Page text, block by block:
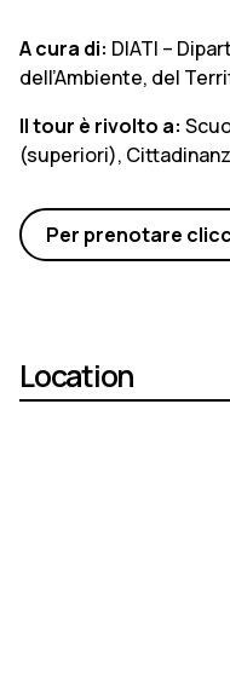
A cura di: DIATI –
dell’Ambiente, del
Il tour è rivolto a:
(superiori),
Per prenotare
Location